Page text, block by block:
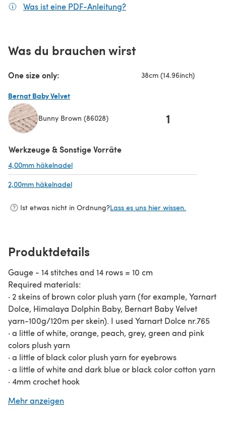
Was ist eine PDF-Anleitung?
Was du brauchen wirst
One size only: 38cm (14.96inch)
Bernat Baby Velvet
Bunny Brown (86028) 1
Werkzeuge & Sonstige Vorräte
4,00mm häkelnadel
2,00mm häkelnadel
Ist etwas nicht in Ordnung?Lass es uns hier wissen.
Produktdetails
Gauge - 14 stitches and 14 rows = 10 cm
Required materials:
· 2 skeins of brown color plush yarn (for example, Yarnart
Dolce, Himalaya Dolphin Baby, Bernart Baby Velvet
yarn-100g/120m per skein). I used Yarnart Dolce nr.765
· a little of white, orange, peach, grey, green and pink
colors plush yarn
· a little of black color plush yarn for eyebrows
· a little of white and dark blue or black color cotton yarn
· 4mm crochet hook
· safety eyes 9 mm
Mehr anzeigen